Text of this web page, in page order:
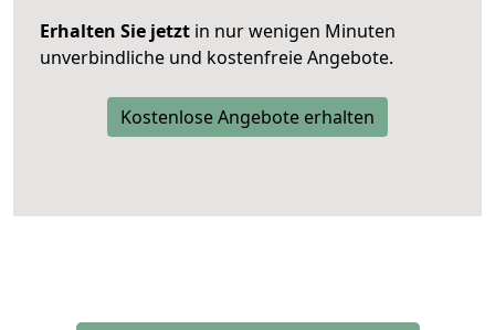
Erhalten Sie jetzt in nur wenigen Minuten
unverbindliche und kostenfreie Angebote.
Kostenlose Angebote erhalten